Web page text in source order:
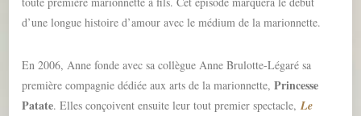
d’une longue histoire d’amour avec le médium de la marionnette.
En 2006, Anne fonde avec sa collègue Anne Brulotte-Légaré sa
première compagnie dédiée aux arts de la marionnette,Princesse
Patate. Elles conçoivent ensuite leur tout premier spectacle,Le